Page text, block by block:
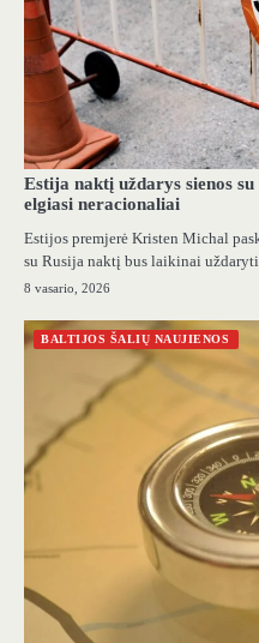
Estija naktį uždarys sienos
elgiasi neracionaliai
Estijos premjerė Kristen Michal
su Rusija naktį bus laikinai
8 vasario, 2026
BALTIJOS ŠALIŲ NAUJIENOS